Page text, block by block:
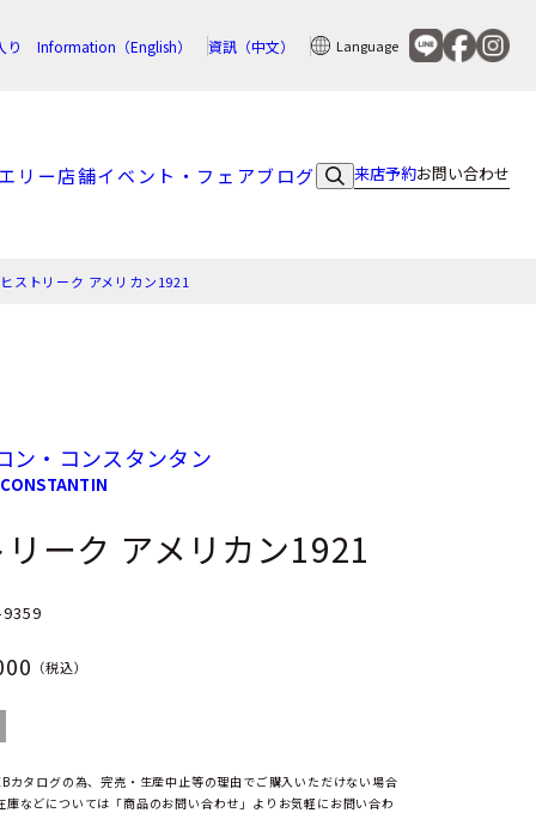
り Information（English） 資訊（中文） Language
リー店舗イベント・フェアブログ 来店予約お問い合わせ
ヒストリーク アメリカン1921
ン・コンスタンタン
リーク アメリカン1921
（税込）
カタログの為、完売・生産中止等の理由でご購入いただけない場合
庫などについては「商品のお問い合わせ」よりお気軽にお問い合わ